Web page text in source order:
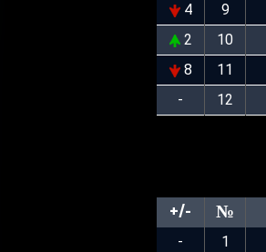
4
9
2
10
8
11
-
12
+/- №
- 1